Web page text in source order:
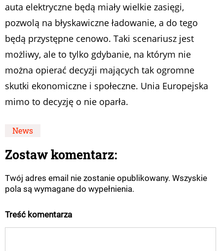
auta elektryczne będą miały wielkie zasięgi,
pozwolą na błyskawiczne ładowanie, a do tego
będą przystępne cenowo. Taki scenariusz jest
możliwy, ale to tylko gdybanie, na którym nie
można opierać decyzji mających tak ogromne
skutki ekonomiczne i społeczne. Unia Europejska
mimo to decyzję o nie oparła.
News
Zostaw komentarz:
Twój adres email nie zostanie opublikowany. Wszyskie
pola są wymagane do wypełnienia.
Treść komentarza